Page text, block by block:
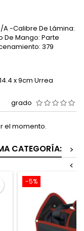
A -Calibre De Lámina:
De Mango: Parte
379
x 9cm Urrea
grado
el momento.
CATEGORÍA:
>
<
-5%